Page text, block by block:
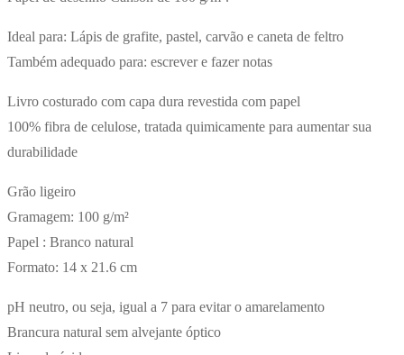
Ideal para: Lápis de grafite, pastel, carvão e caneta de feltro
Também adequado para: escrever e fazer notas
Livro costurado com capa dura revestida com papel
100% fibra de celulose, tratada quimicamente para aumentar sua
durabilidade
Grão ligeiro
Gramagem: 100 g/m²
Papel : Branco natural
Formato: 14 x 21.6 cm
pH neutro, ou seja, igual a 7 para evitar o amarelamento
Brancura natural sem alvejante óptico